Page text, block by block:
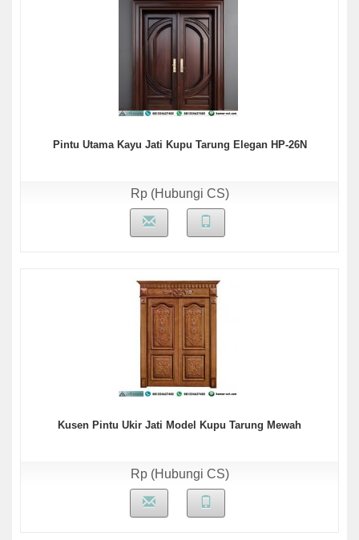
Pintu Utama Kayu Jati Kupu Tarung Elegan HP-26N
Rp (Hubungi CS)
Kusen Pintu Ukir Jati Model Kupu Tarung Mewah
Rp (Hubungi CS)